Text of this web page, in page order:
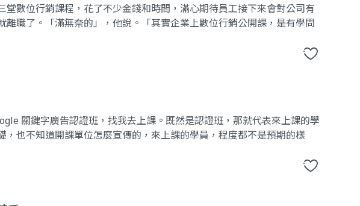
堂數位行銷課程，花了不少金錢和時間，滿心期待員工接下來會對公司有
離職了。「滿無奈的」，他說。「其實企業上數位行銷公開課，是有學問
關鍵字廣告認證班，找我去上課。既然是認證班，那就代表來上課的學
，也不知道開課單位怎麼宣傳的，來上課的學員，程度都不是預期的樣